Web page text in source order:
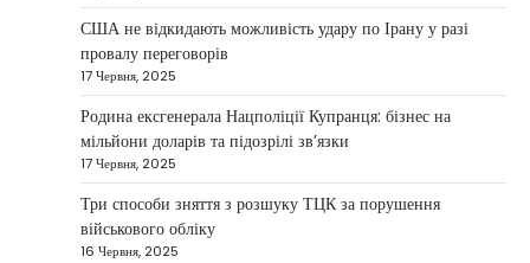
Taisiya Kovalchuk 5 Березня, 2026
Дубай протягом багатьох років утримує статус
одного з найбільш привабливих міжнародних
центрів для ведення бізнесу…
НОВИНИ
Головні новини ранку 4 березня:
дрони, Іран, фронт і заяви Європи
Taisiya Kovalchuk
США не відкидають можливість удару по Ірану у разі
провалу переговорів
17 Червня, 2025
Родина ексгенерала Нацполіції Купранця: бізнес на
мільйони доларів та підозрілі зв’язки
17 Червня, 2025
Три способи зняття з розшуку ТЦК за порушення
військового обліку
16 Червня, 2025